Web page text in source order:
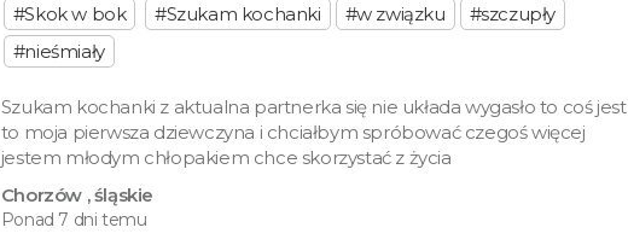
#Skok w bok #Szukam kochanki #w związku
#szczupły
#nieśmiały
Szukam kochanki z aktualna partnerka się nie układa wygasło to coś jest
to moja pierwsza dziewczyna i chciałbym spróbować czegoś więcej
jestem młodym chłopakiem chce skorzystać z życia
Chorzów , śląskie
Ponad 7 dni temu